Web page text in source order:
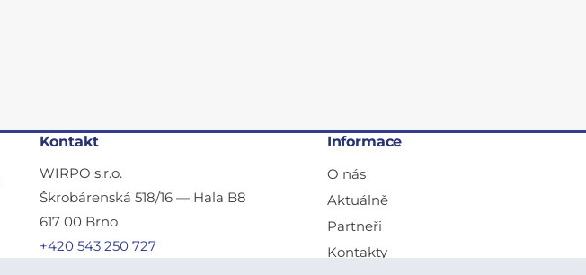
Kontakt
WIRPO s.r.o.
Škrobárenská 518/16 — Hala B8
617 00 Brno
+420 543 250 727
Informace
O nás
Aktuálně
Partneři
Kontakty